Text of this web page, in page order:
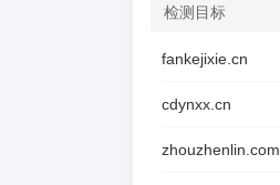
检测目标
fankejixie.cn
cdynxx.cn
zhouzhenlin.com